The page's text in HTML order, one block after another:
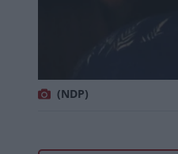
(NDP)